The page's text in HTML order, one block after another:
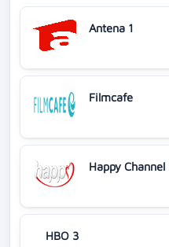
Antena 1
Filmcafe
Happy Channel
HBO 3